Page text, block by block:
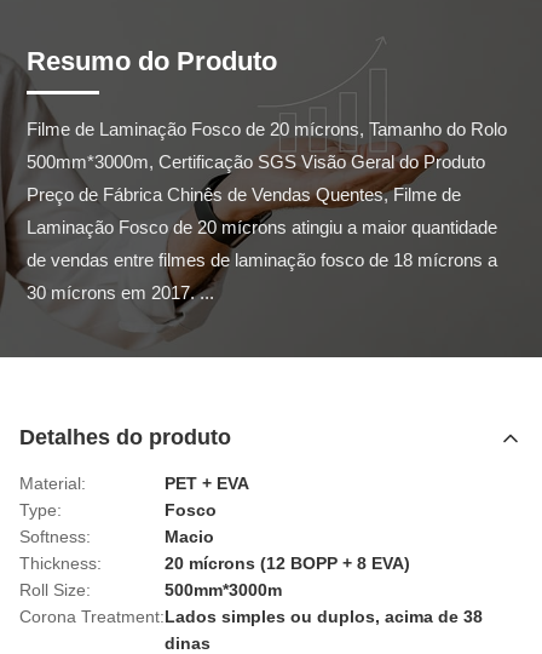
Resumo do Produto
Filme de Laminação Fosco de 20 mícrons, Tamanho do Rolo
500mm*3000m, Certificação SGS Visão Geral do Produto
Preço de Fábrica Chinês de Vendas Quentes, Filme de
Laminação Fosco de 20 mícrons atingiu a maior quantidade
de vendas entre filmes de laminação fosco de 18 mícrons a
30 mícrons em 2017. ...
Detalhes do produto
Material:
PET + EVA
Type:
Fosco
Softness:
Macio
Thickness:
20 mícrons (12 BOPP + 8 EVA)
Roll Size:
500mm*3000m
Corona Treatment:Lados simples ou duplos, acima de 38
dinas